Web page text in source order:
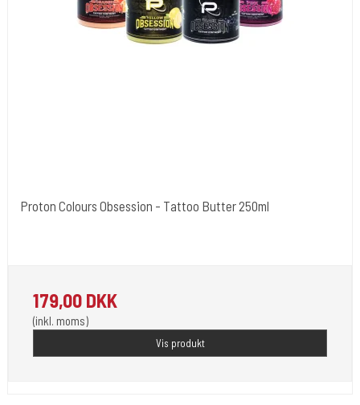
Proton Colours Obsession - Tattoo Butter 250ml
179,00 DKK
(inkl. moms)
Vis produkt